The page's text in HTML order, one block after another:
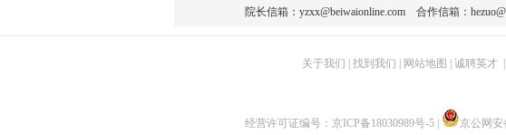
院长信箱： yzxx@beiwaionline.com 合作信箱：
关于我们 找到我们 网站地图 诚聘英才|
经营许可证编号： 京ICP备18030989号-5 京公网安